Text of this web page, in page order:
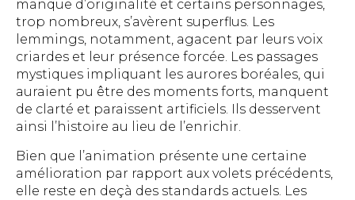
manque d’originalité et certains personnages,
trop nombreux, s’avèrent superflus. Les
lemmings, notamment, agacent par leurs voix
criardes et leur présence forcée. Les passages
mystiques impliquant les aurores boréales, qui
auraient pu être des moments forts, manquent
de clarté et paraissent artificiels. Ils desservent
ainsi l’histoire au lieu de l’enrichir.
Bien que l’animation présente une certaine
amélioration par rapport aux volets précédents,
elle reste en deçà des standards actuels. Les